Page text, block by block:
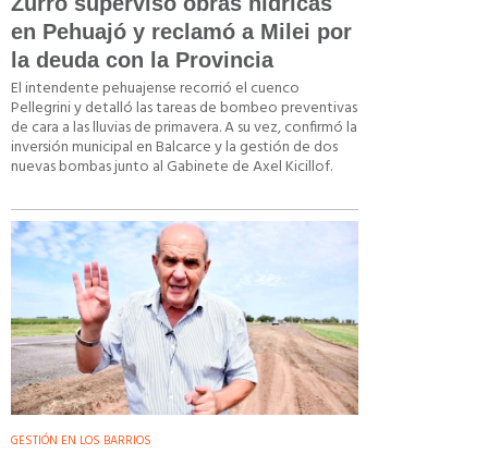
en Pehuajó y reclamó a Milei por
la deuda con la Provincia
El intendente pehuajense recorrió el cuenco
Pellegrini y detalló las tareas de bombeo preventivas
de cara a las lluvias de primavera. A su vez, confirmó la
inversión municipal en Balcarce y la gestión de dos
nuevas bombas junto al Gabinete de Axel Kicillof.
GESTIÓN EN LOS BARRIOS